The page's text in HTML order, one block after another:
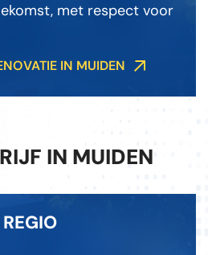
met respect voor
IN MUIDEN
IN MUIDEN